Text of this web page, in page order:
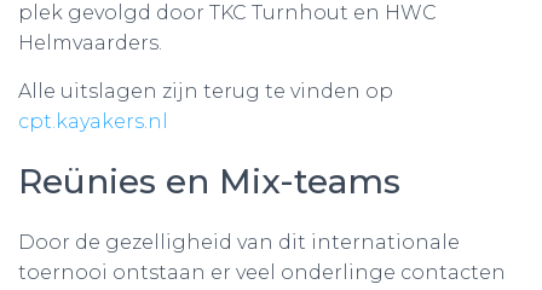
plek gevolgd door TKC Turnhout en HWC
Helmvaarders.
Alle uitslagen zijn terug te vinden op
cpt.kayakers.nl
Reünies en Mix-teams
Door de gezelligheid van dit internationale
toernooi ontstaan er veel onderlinge contacten